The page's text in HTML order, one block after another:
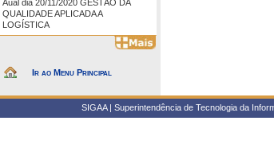
Aual dia 20/11/2020 GESTÃO DA
QUALIDADE APLICADA A
LOGÍSTICA
Ir ao Menu Principal
SIGAA | Superintendência de Tecnologia da